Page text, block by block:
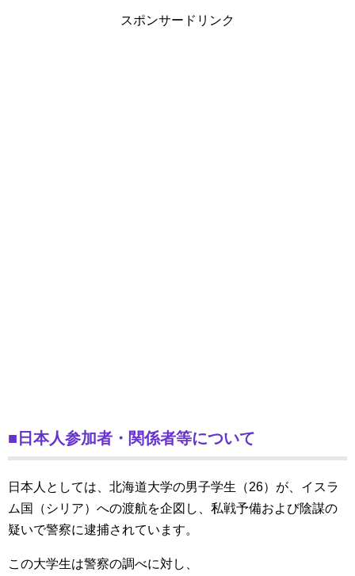
スポンサードリンク
■日本人参加者・関係者等について
日本人としては、北海道大学の男子学生（26）が、イスラ
ム国（シリア）への渡航を企図し、私戦予備および陰謀の
疑いで警察に逮捕されています。
この大学生は警察の調べに対し、